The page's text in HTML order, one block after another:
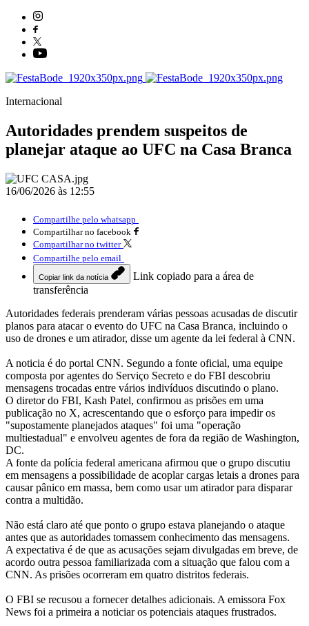
Internacional
Autoridades prendem suspeitos de
planejar ataque ao UFC na Casa Branca
16/06/2026 às 12:55
Compartilhe pelo whatsapp
Compartilhar no facebook
Compartilhar no twitter
Compartilhe pelo email
Copiar link da notícia
Link copiado para a área de
transferência
Autoridades federais prenderam várias pessoas acusadas de discutir
planos para atacar o evento do UFC na Casa Branca, incluindo o
uso de drones e um atirador, disse um agente da lei federal à CNN.
A noticia é do portal CNN. Segundo a fonte oficial, uma equipe
composta por agentes do Serviço Secreto e do FBI descobriu
mensagens trocadas entre vários indivíduos discutindo o plano.
O diretor do FBI, Kash Patel, confirmou as prisões em uma
publicação no X, acrescentando que o esforço para impedir os
"supostamente planejados ataques" foi uma "operação
multiestadual" e envolveu agentes de fora da região de Washington,
DC.
A fonte da polícia federal americana afirmou que o grupo discutiu
em mensagens a possibilidade de acoplar cargas letais a drones para
causar pânico em massa, bem como usar um atirador para disparar
contra a multidão.
Não está claro até que ponto o grupo estava planejando o ataque
antes que as autoridades tomassem conhecimento das mensagens.
A expectativa é de que as acusações sejam divulgadas em breve, de
acordo outra pessoa familiarizada com a situação que falou com a
CNN. As prisões ocorreram em quatro distritos federais.
O FBI se recusou a fornecer detalhes adicionais. A emissora Fox
News foi a primeira a noticiar os potenciais ataques frustrados.